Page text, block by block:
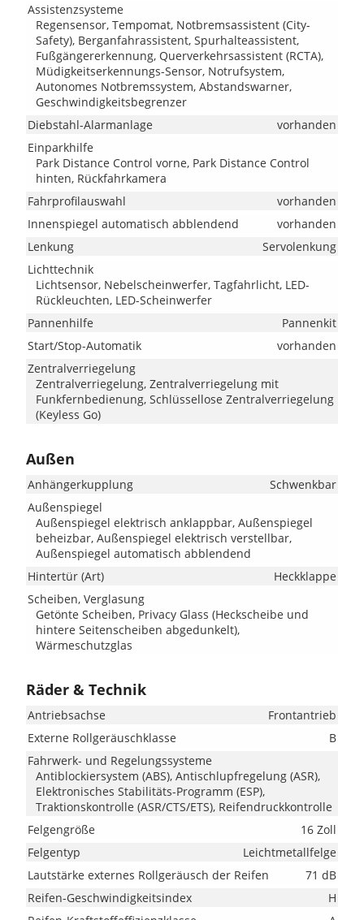
Assistenzsysteme
Regensensor, Tempomat, Notbremsassistent (City-
Safety), Berganfahrassistent, Spurhalteassistent,
Fußgängererkennung, Querverkehrsassistent (RCTA),
Müdigkeitserkennungs-Sensor, Notrufsystem,
Autonomes Notbremssystem, Abstandswarner,
Geschwindigkeitsbegrenzer
Diebstahl-Alarmanlage
vorhanden
Einparkhilfe
Park Distance Control vorne, Park Distance Control
hinten, Rückfahrkamera
Fahrprofilauswahl
vorhanden
Innenspiegel automatisch abblendend
vorhanden
Lenkung
Servolenkung
Lichttechnik
Lichtsensor, Nebelscheinwerfer, Tagfahrlicht, LED-
Rückleuchten, LED-Scheinwerfer
Pannenhilfe
Pannenkit
Start/Stop-Automatik
vorhanden
Zentralverriegelung
Zentralverriegelung, Zentralverriegelung mit
Funkfernbedienung, Schlüssellose Zentralverriegelung
(Keyless Go)
Außen
Anhängerkupplung
Schwenkbar
Außenspiegel
Außenspiegel elektrisch anklappbar, Außenspiegel
beheizbar, Außenspiegel elektrisch verstellbar,
Außenspiegel automatisch abblendend
Hintertür (Art)
Heckklappe
Scheiben, Verglasung
Getönte Scheiben, Privacy Glass (Heckscheibe und
hintere Seitenscheiben abgedunkelt),
Wärmeschutzglas
Räder & Technik
Antriebsachse
Frontantrieb
Externe Rollgeräuschklasse
B
Fahrwerk- und Regelungssysteme
Antiblockiersystem (ABS), Antischlupfregelung (ASR),
Elektronisches Stabilitäts-Programm (ESP),
Traktionskontrolle (ASR/CTS/ETS), Reifendruckkontrolle
Felgengröße
16 Zoll
Felgentyp
Leichtmetallfelge
Lautstärke externes Rollgeräusch der Reifen
71 dB
Reifen-Geschwindigkeitsindex
H